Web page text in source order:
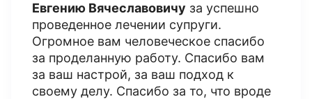
Евгению Вячеславовичу за успешно
проведенное лечении супруги.
Огромное вам человеческое спасибо
за проделанную работу. Спасибо вам
за ваш настрой, за ваш подход к
своему делу. Спасибо за то, что вроде